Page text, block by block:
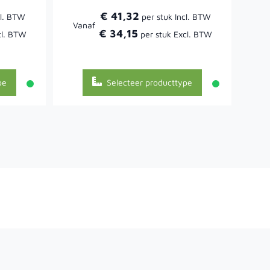
Vanaf
€ 41,32
€ 34,15
Selecteer producttype